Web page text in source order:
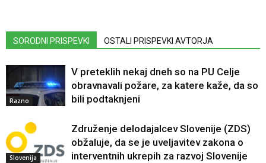
SORODNI PRISPEVKI OSTALI PRISPEVKI AVTORJA
Razno
V preteklih nekaj dneh so na PU Celje
obravnavali požare, za katere kaže, da so
bili podtaknjeni
Slovenija
Združenje delodajalcev Slovenije (ZDS)
obžaluje, da se je uveljavitev zakona o
interventnih ukrepih za razvoj Slovenije